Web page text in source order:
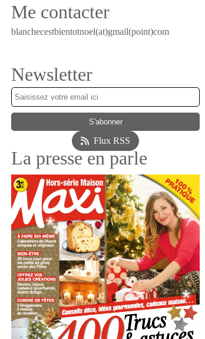
Me contacter
blanchecestbientotnoel(at)gmail(point)com
Newsletter
Flux RSS
La presse en parle